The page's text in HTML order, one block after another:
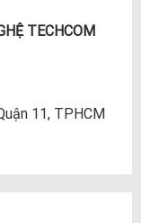
TECHCOM
11, TPHCM